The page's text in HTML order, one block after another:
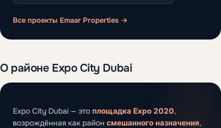
Все проекты Emaar Properties →
О районе Expo City Dubai
Expo City Dubai — это площадка Expo 2020,
возрождённая как район смешанного назначения,